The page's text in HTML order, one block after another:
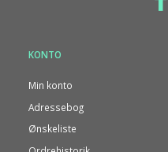
KONTO
Min konto
Adressebog
Ønskeliste